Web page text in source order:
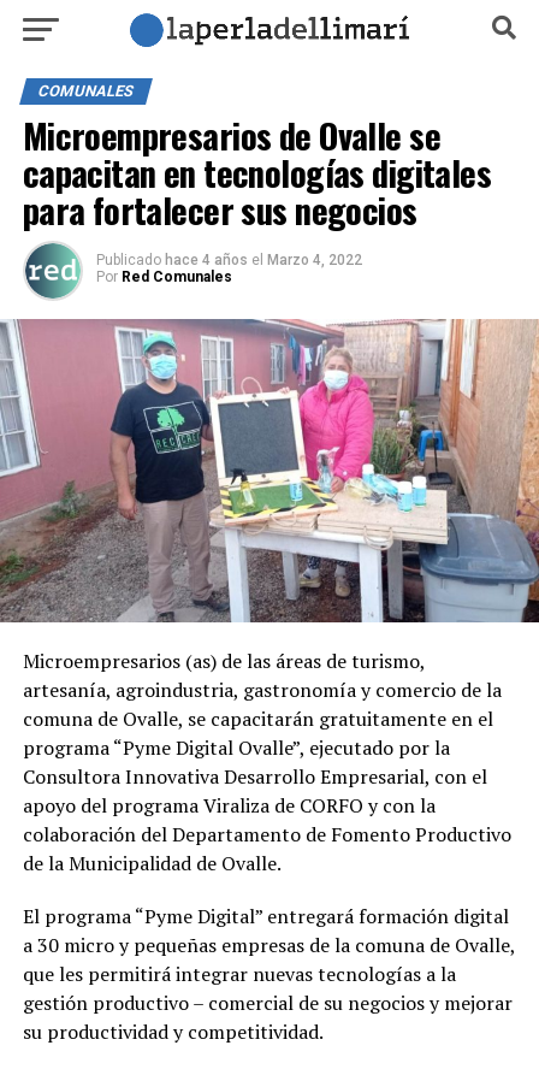
COMUNALES
Microempresarios de Ovalle se
capacitan en tecnologías digitales
para fortalecer sus negocios
Publicado hace 4 años el Marzo 4, 2022
Por Red Comunales
Microempresarios (as) de las áreas de turismo,
artesanía, agroindustria, gastronomía y comercio de la
comuna de Ovalle, se capacitarán gratuitamente en el
programa “Pyme Digital Ovalle”, ejecutado por la
Consultora Innovativa Desarrollo Empresarial, con el
apoyo del programa Viraliza de CORFO y con la
colaboración del Departamento de Fomento Productivo
de la Municipalidad de Ovalle.
El programa “Pyme Digital” entregará formación digital
a 30 micro y pequeñas empresas de la comuna de Ovalle,
que les permitirá integrar nuevas tecnologías a la
gestión productivo – comercial de su negocios y mejorar
su productividad y competitividad.